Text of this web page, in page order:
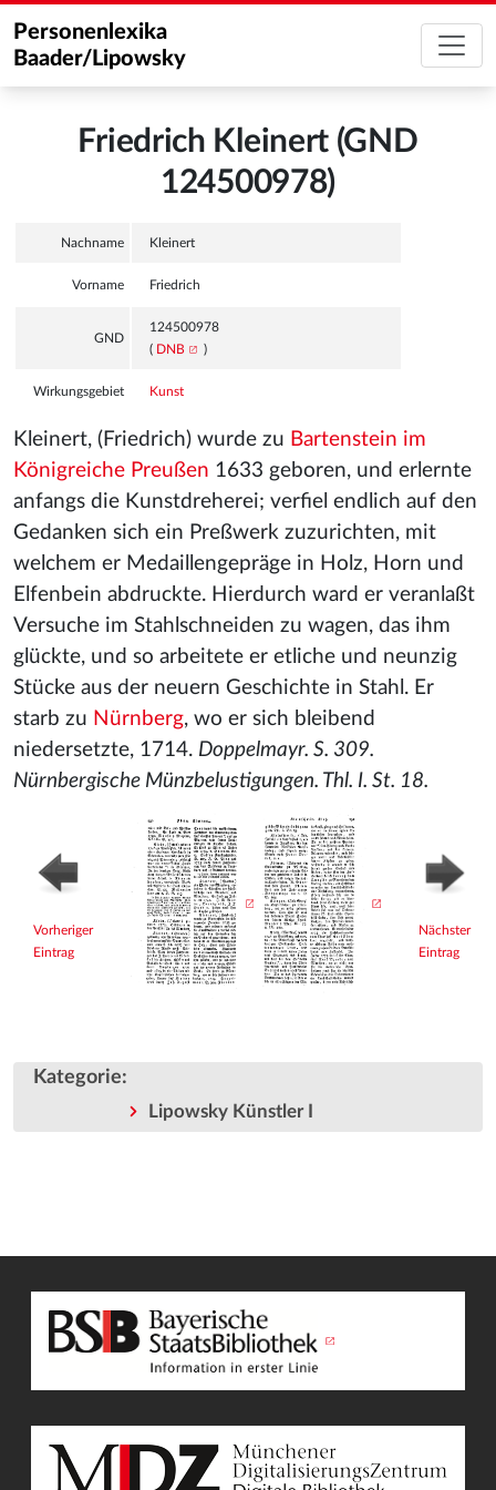
Personenlexika
Baader/Lipowsky
Friedrich Kleinert (GND
124500978)
Nachname Kleinert
Vorname Friedrich
GND
124500978
( DNB )
Wirkungsgebiet Kunst
Kleinert, (Friedrich) wurde zu Bartenstein im
Königreiche Preußen 1633 geboren, und erlernte
anfangs die Kunstdreherei; verfiel endlich auf den
Gedanken sich ein Preßwerk zuzurichten, mit
welchem er Medaillengepräge in Holz, Horn und
Elfenbein abdruckte. Hierdurch ward er veranlaßt
Versuche im Stahlschneiden zu wagen, das ihm
glückte, und so arbeitete er etliche und neunzig
Stücke aus der neuern Geschichte in Stahl. Er
starb zu Nürnberg, wo er sich bleibend
niedersetzte, 1714. Doppelmayr. S. 309.
Nürnbergische Münzbelustigungen. Thl. I. St. 18.
Vorheriger
Eintrag
Nächster
Eintrag
Kategorie:
Lipowsky Künstler I